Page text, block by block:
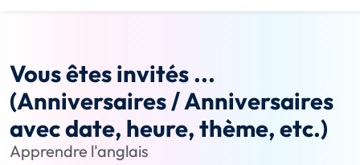
Vous êtes invités ...
(Anniversaires / Anniversaires
avec date, heure, thème, etc.)
Apprendre l'anglais